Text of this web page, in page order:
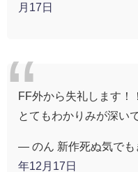
月17日
FF外から失礼します！
とてもわかりみが深い
— のん 新作死ぬ気でも
年12月17日